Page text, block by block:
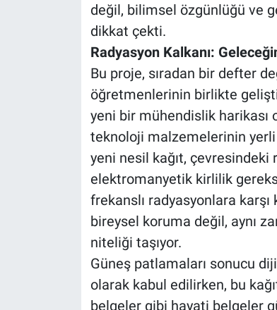
değil, bilimsel özgünlüğü ve
dikkat çekti.
Radyasyon Kalkanı:
Bu proje, sıradan bir defter
öğretmenlerinin birlikte
yeni bir mühendislik harikası
teknoloji malzemelerinin
yeni nesil kağıt,
elektromanyetik kirlilik
frekanslı radyasyonlara
bireysel koruma değil, aynı
niteliği taşıyor.
Güneş patlamaları sonucu
olarak kabul edilirken, bu
belgeler gibi hayati belgeler